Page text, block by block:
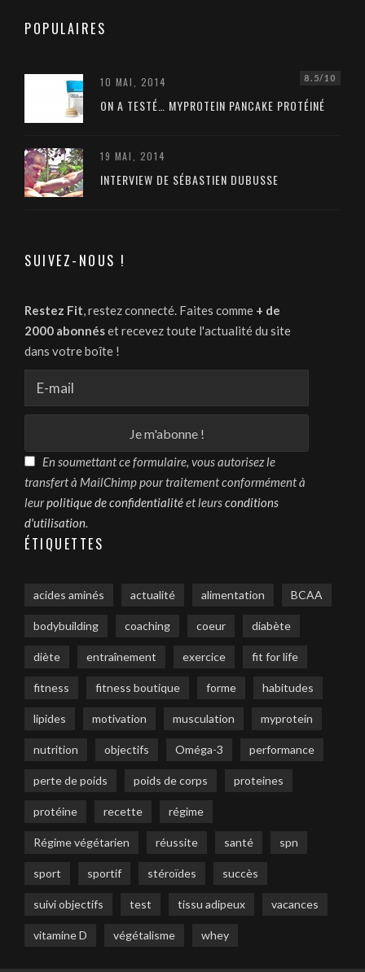
POPULAIRES
10 MAI, 2014 8.5/10
ON A TESTÉ… MYPROTEIN PANCAKE PROTÉINÉ
19 MAI, 2014
INTERVIEW DE SÉBASTIEN DUBUSSE
SUIVEZ-NOUS !
Restez Fit, restez connecté. Faites comme + de
2000 abonnéset recevez toute l'actualité du site
dans votre boîte !
En soumettant ce formulaire, vous autorisez le
transfert à MailChimp pour traitement conformément à
leurpolitique de confidentialitéet leursconditions
d'utilisation.
ÉTIQUETTES
acides aminés actualité alimentation BCAA
bodybuilding coaching coeur diabète
diète entraînement exercice fit for life
fitness fitness boutique forme habitudes
lipides motivation musculation myprotein
nutrition objectifs Oméga-3 performance
perte de poids poids de corps proteines
protéine recette régime
Régime végétarien réussite santé spn
sport sportif stéroïdes succès
suivi objectifs test tissu adipeux vacances
vitamine D végétalisme whey